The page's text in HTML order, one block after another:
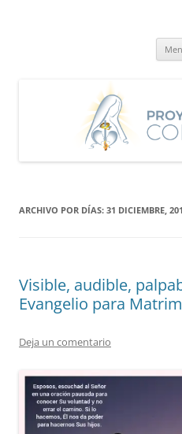
ARCHIVO POR DÍAS: 31 DICIEMBRE,
Visible, audible,
Evangelio para
Deja un comentario